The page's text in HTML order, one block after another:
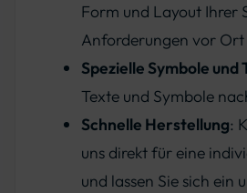
Form und Layout Ihrer
Anforderungen vor Ort
Spezielle Symbole und
Texte und Symbole
Schnelle Herstellung:
uns direkt für eine
und lassen Sie sich ein